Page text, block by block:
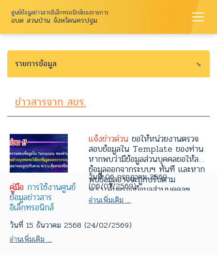
ศูนย์ข้อมูลข่าวสารอิเล็กทรอนิกส์ของราชการ
อบต สวนป่าน จังหวัดนครปฐม
รายการข้อมูล
ข่าวสารจาก สขร.
แจ้งข่าวด่วน ขอให้หน่วยงานตรวจ
สอบข้อมูลใน Template ของท่าน
หากพบว่ามีข้อมูลส่วนบุคคลขอให้ลบ
ข้อมูลออกจากระบบฯ ทันที และหาก
พบข้อมูลอาจจะถูกปรับตาม
พ.ร.บ.คุ้มครองข้อมูลส่วนบุคคลฯ
วันที่ 06 กรกฎาคม 2569
(06/07/2569)
อ่านเพิ่มเติม ...
คู่มือ การใช้งานศูนย์
ข้อมูลข่าวสาร
อิเล็กทรอนิกส์
วันที่ 15 ธันวาคม 2568 (24/02/2569)
อ่านเพิ่มเติม ...